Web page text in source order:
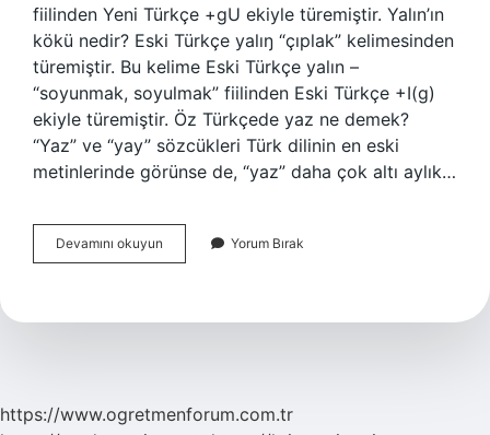
fiilinden Yeni Türkçe +gU ekiyle türemiştir. Yalın’ın
kökü nedir? Eski Türkçe yalıŋ “çıplak” kelimesinden
türemiştir. Bu kelime Eski Türkçe yalın –
“soyunmak, soyulmak” fiilinden Eski Türkçe +I(g)
ekiyle türemiştir. Öz Türkçede yaz ne demek?
“Yaz” ve “yay” sözcükleri Türk dilinin en eski
metinlerinde görünse de, “yaz” daha çok altı aylık…
Devamını okuyun
Kelimesinin
Yorum Bırak
https://www.ogretmenforum.com.tr